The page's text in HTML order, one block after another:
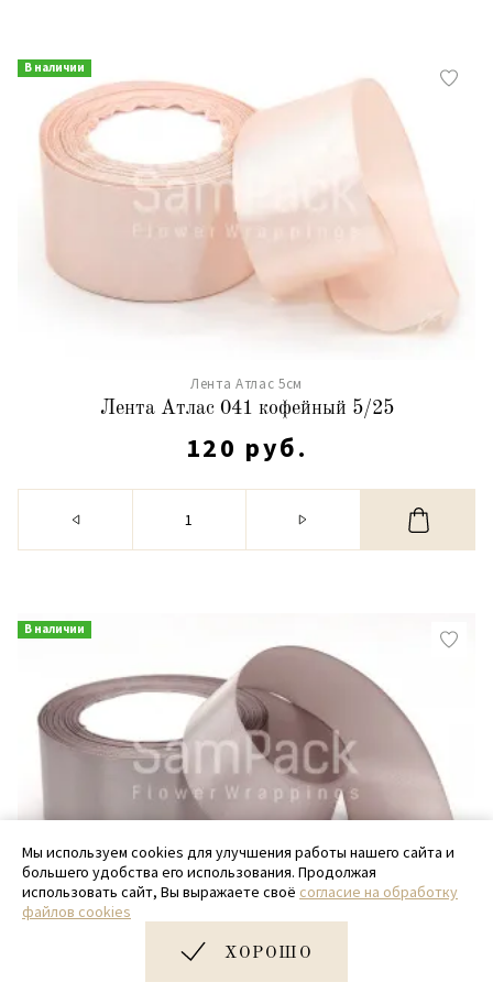
В наличии
Лента Атлас 5см
Лента Атлас 041 кофейный 5/25
120 руб.
В наличии
Лента Атлас 5см
Мы используем cookies для улучшения работы нашего сайта и
большего удобства его использования. Продолжая
использовать сайт, Вы выражаете своё согласие на обработку
файлов cookies
ХОРОШО